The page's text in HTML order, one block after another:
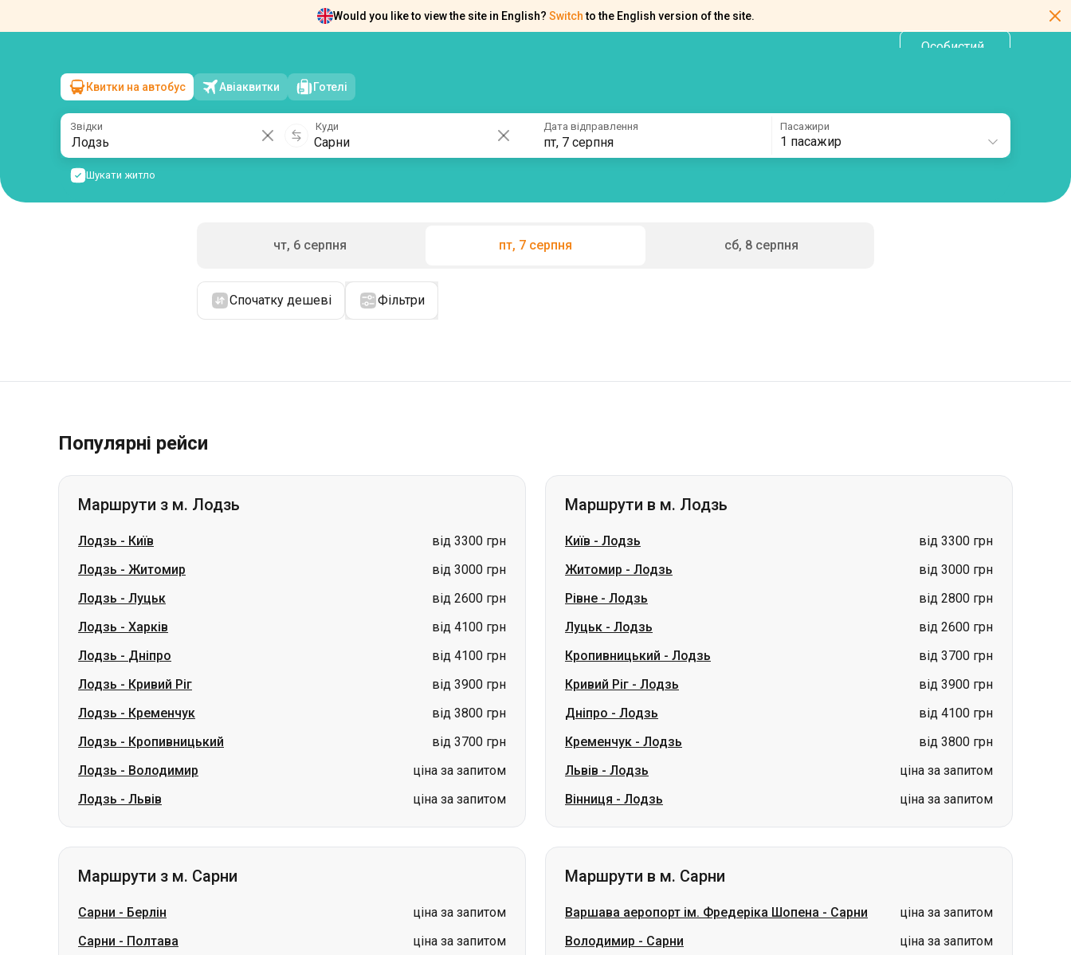
Would you like to view the site in English? Switch to the English version of the site.
Особистий
Лодзь →Сарни
пт, 7 серпня/1 пасажир
Квитки на автобус Авіаквитки Готелі
Звідки Куди Дата відправлення
пт, 7 серпня
Пасажири
1 пасажир
Шукати житло
чт, 6 серпня пт, 7 серпня сб, 8 серпня
Спочатку дешеві Фільтри
Популярні рейси
Маршрути з м. Лодзь
Лодзь - Київ
від 3300 грн
Лодзь - Житомир
від 3000 грн
Лодзь - Луцьк
від 2600 грн
Лодзь - Харків
від 4100 грн
Лодзь - Дніпро
від 4100 грн
Лодзь - Кривий Ріг
від 3900 грн
Лодзь - Кременчук
від 3800 грн
Лодзь - Кропивницький
від 3700 грн
Лодзь - Володимир
ціна за запитом
Лодзь - Львів ціна за запитом
Маршрути в м. Лодзь
Київ - Лодзь
від 3300 грн
Житомир - Лодзь
від 3000 грн
Рівне - Лодзь
від 2800 грн
Луцьк - Лодзь
від 2600 грн
Кропивницький - Лодзь
від 3700 грн
Кривий Ріг - Лодзь
від 3900 грн
Дніпро - Лодзь
від 4100 грн
Кременчук - Лодзь
від 3800 грн
Львів - Лодзь
ціна за запитом
Вінниця - Лодзь ціна за запитом
Маршрути з м. Сарни
Сарни - Берлін
ціна за запитом
Сарни - Полтава
ціна за запитом
Маршрути в м. Сарни
Варшава аеропорт ім. Фредеріка Шопена - Сарни
ціна за запитом
Володимир - Сарни
ціна за запитом